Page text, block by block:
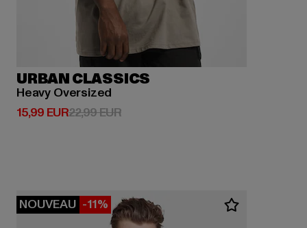
URBAN CLASSICS
Heavy Oversized
15,99 EUR
Prix courant: 15,99 EUR
22,99 EURPrix en promotion: 22,99 EUR
NOUVEAU -11%